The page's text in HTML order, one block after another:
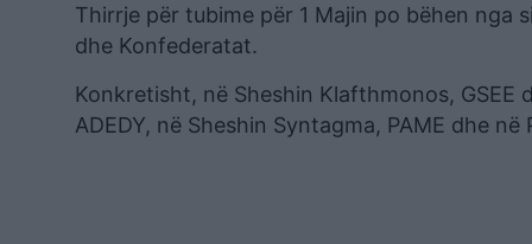
Thirrje për tubime për 1 Majin po bëhen nga
dhe Konfederatat.
Konkretisht, në Sheshin Klafthmonos, GSEE
ADEDY, në Sheshin Syntagma, PAME dhe